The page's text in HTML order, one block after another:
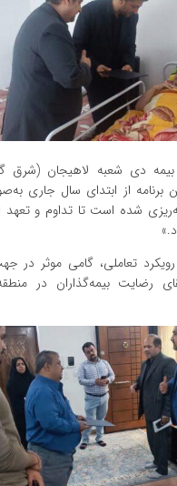
دی شعبه لاهیجان (شرق
از ابتدای سال جاری
شده است تا تداوم و تعهد
تعاملی، گامی موثر در
رضایت بیمه‌گذاران در